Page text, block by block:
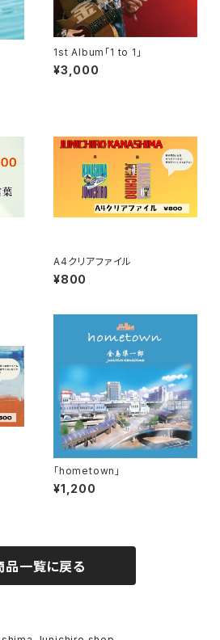
1st Album「1 to 1」
¥3,000
A4クリアファイル
¥800
「hometown」
¥1,200
品一覧に戻る